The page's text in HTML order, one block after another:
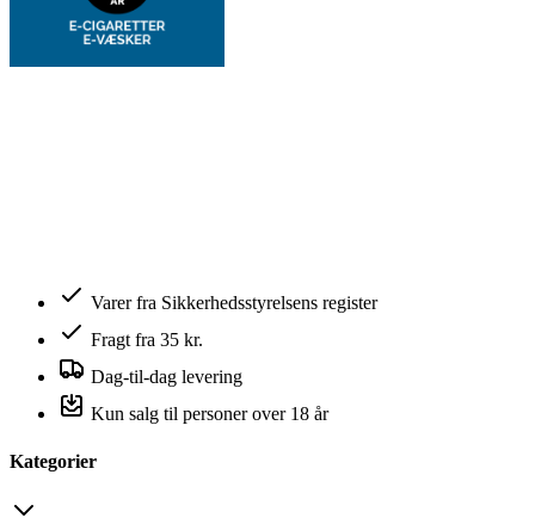
Varer fra Sikkerhedsstyrelsens register
Fragt fra 35 kr.
Dag-til-dag levering
Kun salg til personer over 18 år
Kategorier